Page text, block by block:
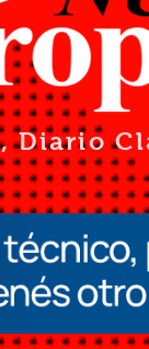
, Diario